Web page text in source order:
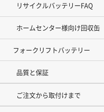
リサイクルバッテリーFAQ
ホームセンター様向け回収缶
フォークリフトバッテリー
品質と保証
ご注文から取付けまで